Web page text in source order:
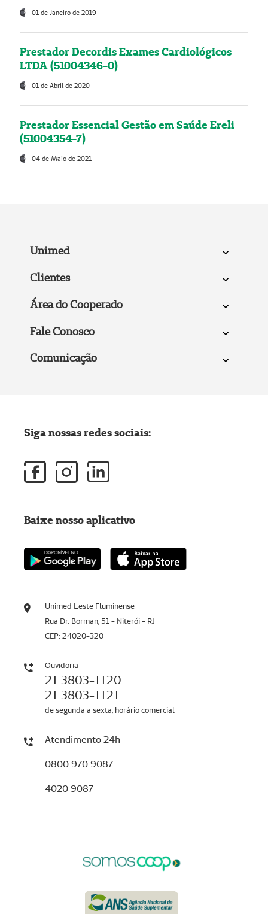
01 de Janeiro de 2019
Prestador Decordis Exames Cardiológicos
LTDA (51004346-0)
01 de Abril de 2020
Prestador Essencial Gestão em Saúde Ereli
(51004354-7)
04 de Maio de 2021
Unimed
Clientes
Área do Cooperado
Fale Conosco
Comunicação
Unimed Leste Fluminense
Rua Dr. Borman, 51 - Niterói - RJ
CEP: 24020-320
Ouvidoria
21 3803-1120
21 3803-1121
de segunda a sexta, horário comercial
Atendimento 24h
0800 970 9087
4020 9087
Siga nossas redes sociais:
Baixe nosso aplicativo